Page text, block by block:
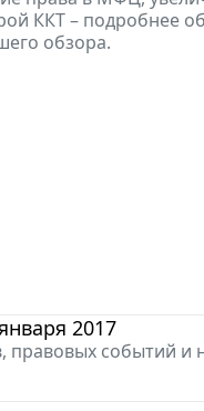
ККТ – подробнее
обзора.
2017
правовых событий и